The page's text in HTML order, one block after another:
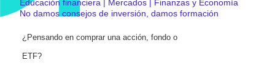
Educación financiera | Mercados | Finanzas y Economía
No damos consejos de inversión, damos formación
¿Pensando en comprar una acción, fondo o
ETF?